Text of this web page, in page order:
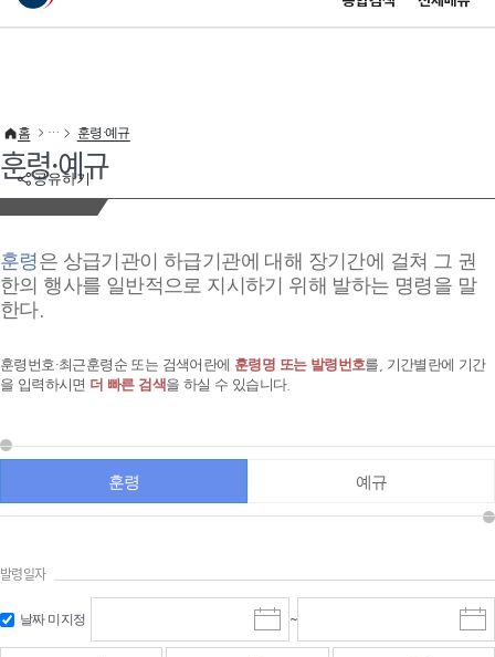
이 누리집은 대한민국 공식 전자정부 누리집입니다.
공유하기
홈 훈령·예규
훈령·예규
훈령은 상급기관이 하급기관에 대해 장기간에 걸쳐 그 권
한의 행사를 일반적으로 지시하기 위해 발하는 명령을 말
한다.
훈령번호·최근훈령순 또는 검색어란에 훈령명 또는 발령번호를, 기간별란에 기간
을 입력하시면 더 빠른 검색 을 하실 수 있습니다.
훈령 예규
발령일자
날짜 미지정
시
작
~
마
감